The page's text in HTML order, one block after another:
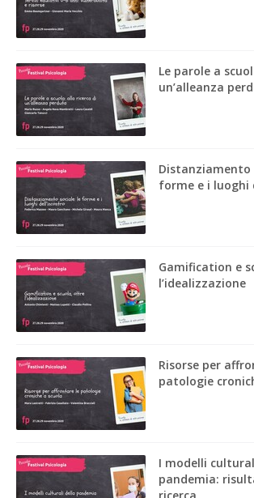
Le parole a
un’alleanza
Distanziamento
forme e i luoghi
Gamification e
l’idealizzazione
Risorse per
patologie
I modelli
pandemia: